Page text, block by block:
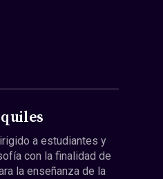
a estudiantes y
con la finalidad de
la enseñanza de la